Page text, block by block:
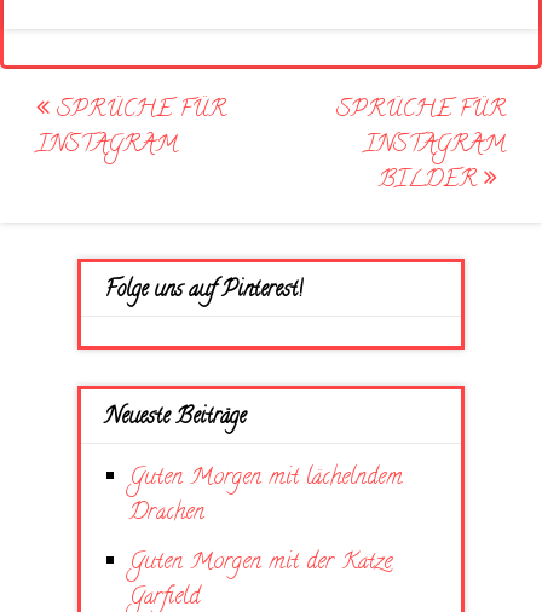
Post
navigation
SPRÜCHE FÜR
INSTAGRAM
SPRÜCHE FÜR
INSTAGRAM
BILDER
Folge uns auf Pinterest!
Neueste Beiträge
Guten Morgen mit lächelndem
Drachen
Guten Morgen mit der Katze
Garfield